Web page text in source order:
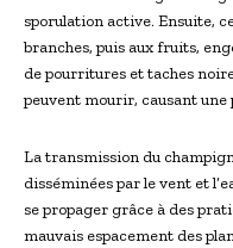
sporulation active. Ensuite,
branches, puis aux fruits,
de pourritures et taches
peuvent mourir, causant une
La transmission du
disséminées par le vent et
se propager grâce à des
mauvais espacement des